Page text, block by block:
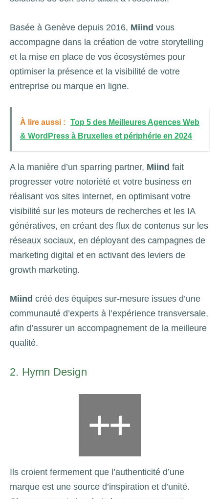
Basée à Genève depuis 2016, Miind vous
accompagne dans la création de votre storytelling
et la mise en place de vos écosystèmes pour
optimiser la présence et la visibilité de votre
entreprise ou marque en ligne.
À lire aussi :
Top 5 des Meilleures Agences Web
& WordPress à Bruxelles et périphérie en 2024
A la manière d’un sparring partner, Miind fait
progresser votre notoriété et votre business en
réalisant vos sites internet, en optimisant votre
visibilité sur les moteurs de recherches et les IA
génératives, en créant des flux de contenus sur les
réseaux sociaux, en déployant des campagnes de
marketing digital et en activant des leviers de
growth marketing.
Miind créé des équipes sur-mesure issues d’une
communauté d’experts à l’expérience transversale,
afin d’assurer un accompagnement de la meilleure
qualité.
2. Hymn Design
Ils croient fermement que l’authenticité d’une
marque est une source d’inspiration et d’unité.